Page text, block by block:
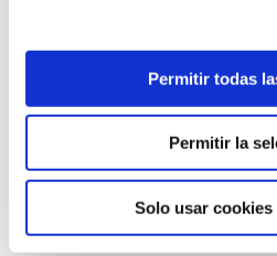
Permitir todas
Permitir la
Solo usar cookies
AVISO LEGAL
POLÍTICA
POLÍTICA DE PRIVACIDAD
POLÍTICA DE